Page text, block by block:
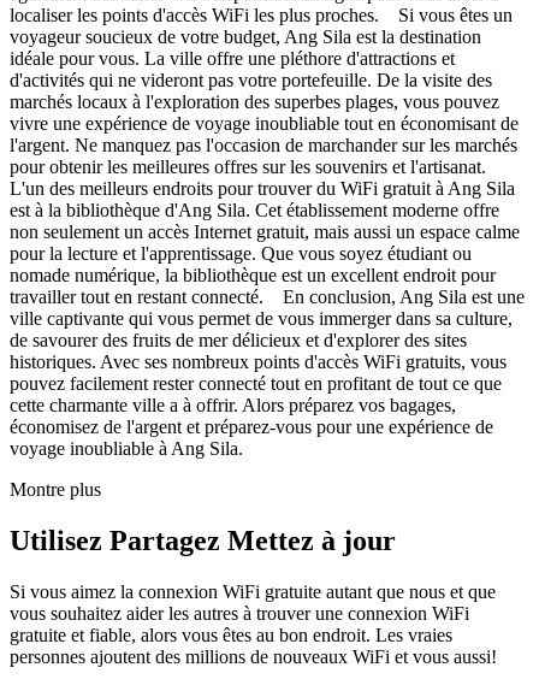
localiser les points d'accès WiFi les plus proches. Si vous êtes un
voyageur soucieux de votre budget, Ang Sila est la destination
idéale pour vous. La ville offre une pléthore d'attractions et
d'activités qui ne videront pas votre portefeuille. De la visite des
marchés locaux à l'exploration des superbes plages, vous pouvez
vivre une expérience de voyage inoubliable tout en économisant de
l'argent. Ne manquez pas l'occasion de marchander sur les marchés
pour obtenir les meilleures offres sur les souvenirs et l'artisanat.
L'un des meilleurs endroits pour trouver du WiFi gratuit à Ang Sila
est à la bibliothèque d'Ang Sila. Cet établissement moderne offre
non seulement un accès Internet gratuit, mais aussi un espace calme
pour la lecture et l'apprentissage. Que vous soyez étudiant ou
nomade numérique, la bibliothèque est un excellent endroit pour
travailler tout en restant connecté. En conclusion, Ang Sila est une
ville captivante qui vous permet de vous immerger dans sa culture,
de savourer des fruits de mer délicieux et d'explorer des sites
historiques. Avec ses nombreux points d'accès WiFi gratuits, vous
pouvez facilement rester connecté tout en profitant de tout ce que
cette charmante ville a à offrir. Alors préparez vos bagages,
économisez de l'argent et préparez-vous pour une expérience de
voyage inoubliable à Ang Sila.
Montre plus
Utilisez Partagez Mettez à jour
Si vous aimez la connexion WiFi gratuite autant que nous et que
vous souhaitez aider les autres à trouver une connexion WiFi
gratuite et fiable, alors vous êtes au bon endroit. Les vraies
personnes ajoutent des millions de nouveaux WiFi et vous aussi!